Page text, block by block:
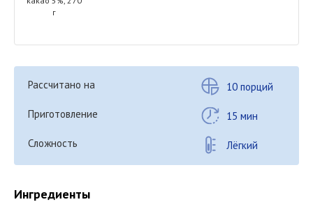
г
Рассчитано на 10 порций
Приготовление 15 мин
Сложность Лёгкий
Ингредиенты